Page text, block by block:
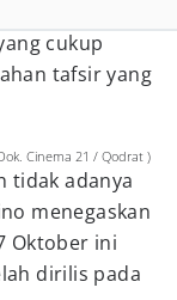
cukup
tafsir yang
Cinema 21 / Qodrat )
tidak adanya
menegaskan
Oktober ini
dirilis pada